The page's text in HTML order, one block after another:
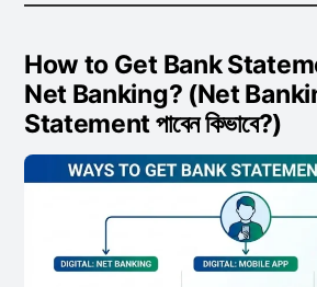
How to Get Bank
Net Banking? (Net
Statement পাবেন কিভাবে?)